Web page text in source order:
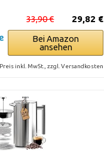
29,82 €
33,90 €
Bei Amazon
ansehen
Preis inkl. MwSt., zzgl. Versandkosten